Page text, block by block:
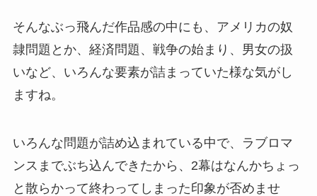
そんなぶっ飛んだ作品感の中にも、アメリカの奴
隷問題とか、経済問題、戦争の始まり、男女の扱
いなど、いろんな要素が詰まっていた様な気がし
ますね。
いろんな問題が詰め込まれている中で、ラブロマ
ンスまでぶち込んできたから、2幕はなんかちょっ
と散らかって終わってしまった印象が否めませ